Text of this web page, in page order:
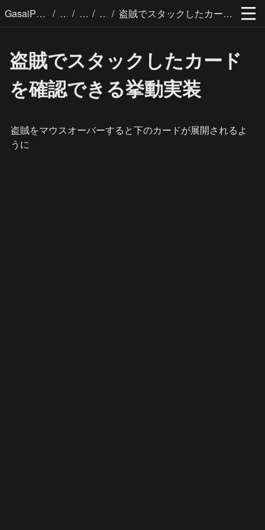
GasaiPages / / / / 盗賊でスタックしたカードを確認できる挙動実装
盗賊でスタックしたカード
を確認できる挙動実装
盗賊をマウスオーバーすると下のカードが展開されるよ
うに